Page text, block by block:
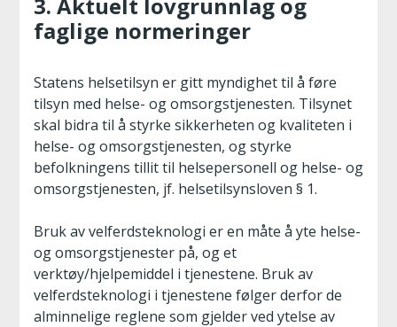
faglige normeringer
Statens helsetilsyn er gitt myndighet til å føre
tilsyn med helse- og omsorgstjenesten. Tilsynet
skal bidra til å styrke sikkerheten og kvaliteten i
helse- og omsorgstjenesten, og styrke
befolkningens tillit til helsepersonell og helse- og
omsorgstjenesten, jf. helsetilsynsloven § 1.
Bruk av velferdsteknologi er en måte å yte helse-
og omsorgstjenester på, og et
verktøy/hjelpemiddel i tjenestene. Bruk av
velferdsteknologi i tjenestene følger derfor de
alminnelige reglene som gjelder ved ytelse av